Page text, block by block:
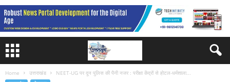
Home उत्तराखंड NEET-UG पर दून पुलिस की पैनी नजर : परीक्षा केंद्रों से होटल-धर्मशाला...